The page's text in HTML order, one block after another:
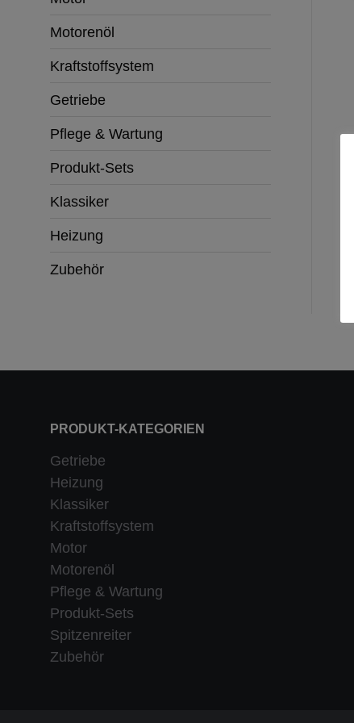
Motorenöl
Kraftstoffsystem
Getriebe
Pflege & Wartung
Produkt-Sets
Klassiker
Heizung
Zubehör
PRODUKT-KATEGORIEN
Getriebe
Heizung
Klassiker
Kraftstoffsystem
Motor
Motorenöl
Pflege & Wartung
Produkt-Sets
Spitzenreiter
Zubehör